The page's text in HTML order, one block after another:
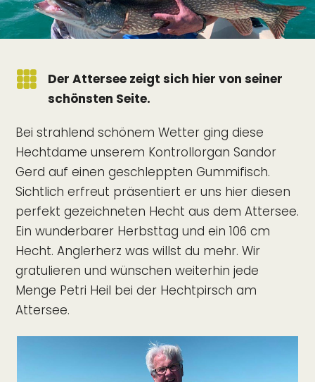

Der Attersee zeigt sich hier von seiner
schönsten Seite.
Bei strahlend schönem Wetter ging diese
Hechtdame unserem Kontrollorgan Sandor
Gerd auf einen geschleppten Gummifisch.
Sichtlich erfreut präsentiert er uns hier diesen
perfekt gezeichneten Hecht aus dem Attersee.
Ein wunderbarer Herbsttag und ein 106 cm
Hecht. Anglerherz was willst du mehr. Wir
gratulieren und wünschen weiterhin jede
Menge Petri Heil bei der Hechtpirsch am
Attersee.